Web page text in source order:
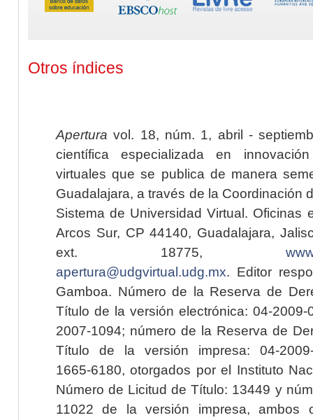
Otros índices
Apertura vol. 18, núm. 1, abril -
científica especializada en
virtuales que se publica de manera
Guadalajara, a través de la Coordinación
Sistema de Universidad Virtual. Oficinas
Arcos Sur, CP 44140, Guadalajara,
ext. 18775,
apertura@udgvirtual.udg.mx. Editor
Gamboa. Número de la Reserva de
Título de la versión electrónica: 04-2009-
2007-1094; número de la Reserva de
Título de la versión impresa: 04-2009-
1665-6180, otorgados por el Instituto
Número de Licitud de Título: 13449 y
11022 de la versión impresa, ambos